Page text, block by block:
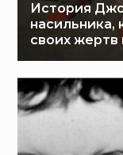
История
насильника,
своих жертв